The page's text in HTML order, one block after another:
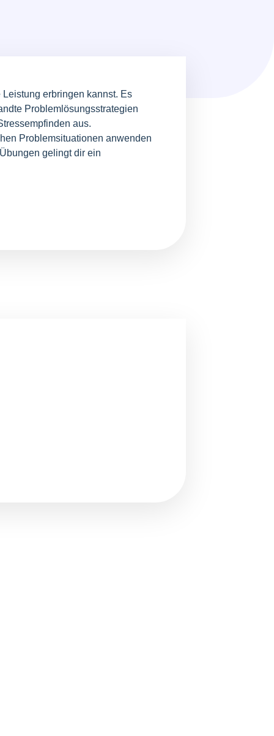
erbringen kannst. Es
Problemlösungsstrategien
aus.
Problemsituationen anwenden
gelingt dir ein